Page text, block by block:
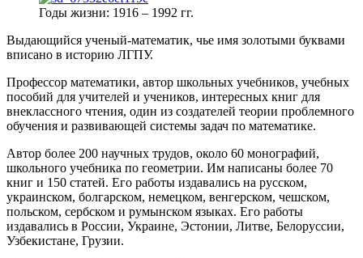
Годы жизни: 1916 – 1992 гг.
Выдающийся ученый-математик, чье имя золотыми буквами
вписано в историю ЛГПУ.
Профессор математики, автор школьных учебников, учебных
пособий для учителей и учеников, интересных книг для
внеклассного чтения, один из создателей теории проблемного
обучения и развивающей системы задач по математике.
Автор более 200 научных трудов, около 60 монографий,
школьного учебника по геометрии. Им написаны более 70
книг и 150 статей. Его работы издавались на русском,
украинском, болгарском, немецком, венгерском, чешском,
польском, сербском и румынском языках. Его работы
издавались в России, Украине, Эстонии, Литве, Белоруссии,
Узбекистане, Грузии.